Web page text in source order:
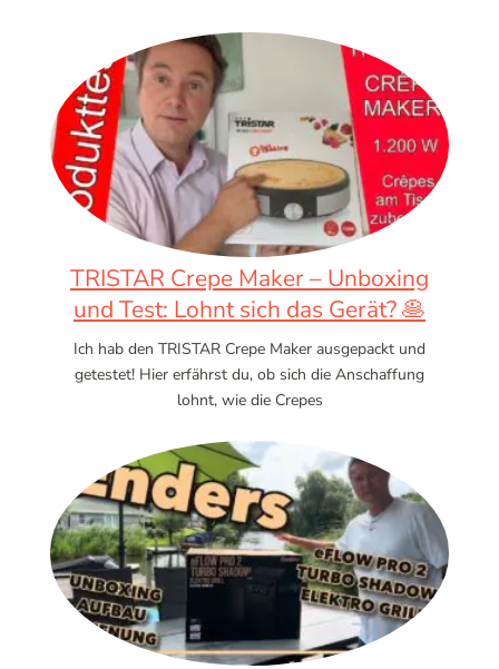
TRISTAR Crepe Maker – Unboxing
und Test: Lohnt sich das Gerät? 🥞
Ich hab den TRISTAR Crepe Maker ausgepackt und
getestet! Hier erfährst du, ob sich die Anschaffung
lohnt, wie die Crepes